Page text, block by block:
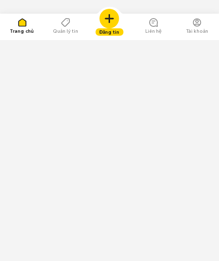
Trang chủ Quản lý tin Đăng tin Liên hệ Tài khoản